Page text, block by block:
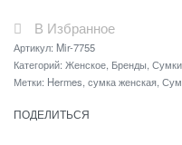
В Избранное
Артикул: Mir-7755
Категорий: Женское Бренды Сумки
Метки: Hermes сумка женская
ПОДЕЛИТЬСЯ